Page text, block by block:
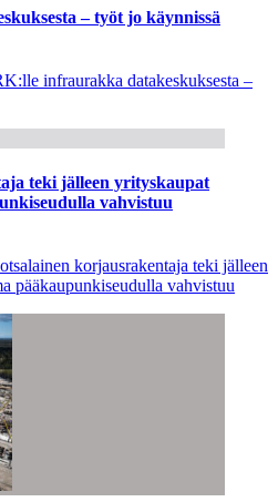
– työt jo käynnissä
infraurakka datakeskuksesta –
teki jälleen yrityskaupat
vahvistuu
korjausrakentaja teki jälleen
pääkaupunkiseudulla vahvistuu